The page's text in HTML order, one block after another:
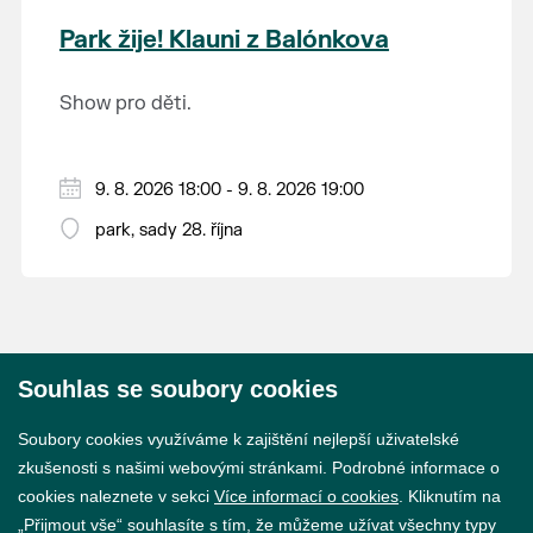
krajina na světě, která je zapsána na Seznam
světového přírodního a kulturního dědictví
Park žije! Klauni z Balónkova
Show pro děti.
9. 8. 2026 18:00 - 9. 8. 2026 19:00
park, sady 28. října
Souhlas se soubory cookies
Soubory cookies využíváme k zajištění nejlepší uživatelské
zkušenosti s našimi webovými stránkami. Podrobné informace o
cookies naleznete v sekci Více informací o cookies . Kliknutím na
„Přijmout vše“ souhlasíte s tím, že můžeme užívat všechny typy